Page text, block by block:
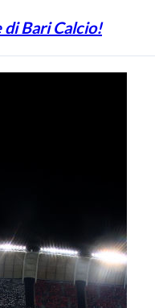
di Bari Calcio!